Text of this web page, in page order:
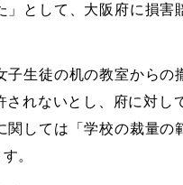
」として、大阪府に損害
子生徒の机の教室からの
されないとし、府に対し
関しては「学校の裁量
。